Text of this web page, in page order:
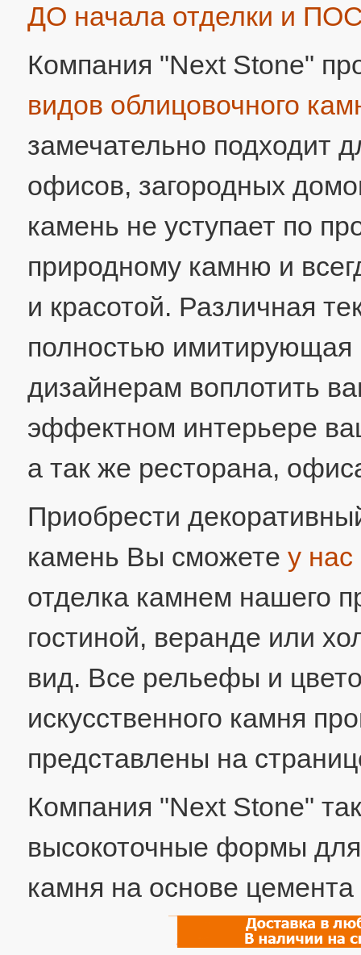
ДО начала отделки и
Компания "Next Stone"
видов облицовочного
замечательно подходит
офисов, загородных
камень не уступает по
природному камню и
и красотой. Различная
полностью имитирующая
дизайнерам воплотить
эффектном интерьере
а так же ресторана,
Приобрести
камень Вы сможетеу
отделка камнем нашего
гостиной, веранде или
вид. Все рельефы и
искусственного камня
представлены на
Компания "Next Stone"
высокоточные формы для
камня на основе цемента